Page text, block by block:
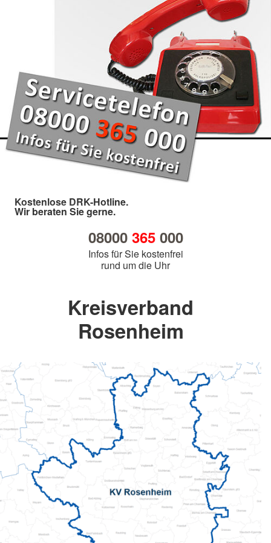
Kostenlose DRK-Hotline.
Wir beraten Sie gerne.
08000 365000
Infos für Sie kostenfrei
rund um die Uhr
Kreisverband
Rosenheim